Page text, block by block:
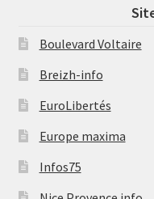
Boulevard Voltaire
Breizh-info
EuroLibertés
Europe maxima
Infos75